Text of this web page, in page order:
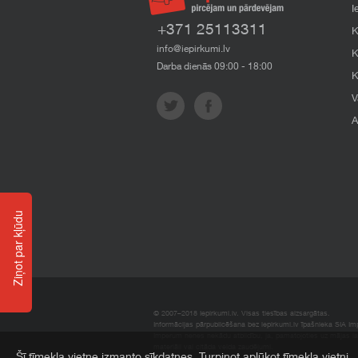
+371 25113311
info@iepirkumi.lv
Darba dienās 09:00 - 18:00
© 2007–2018 Iepirkumi.lv. Visas tiesības aizsargātas.
Informācijas pārpublicēšana bez iepirkumi.lv īpašnieka SIA
Ziņot par kļūdu